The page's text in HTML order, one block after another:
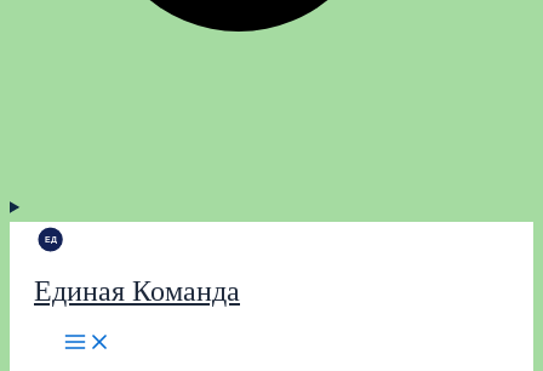
Единая Команда